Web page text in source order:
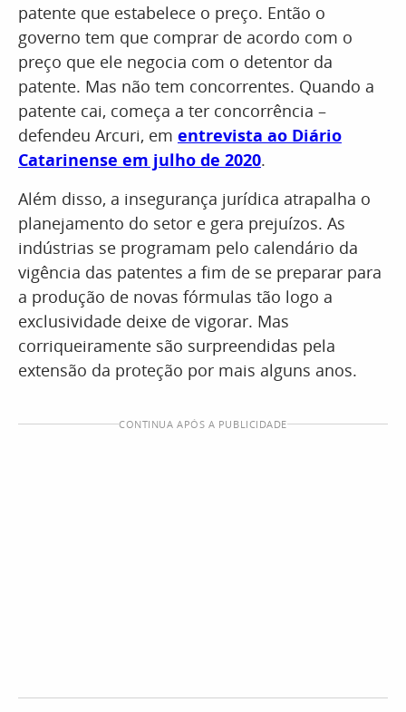
patente que estabelece o preço. Então o
governo tem que comprar de acordo com o
preço que ele negocia com o detentor da
patente. Mas não tem concorrentes. Quando a
patente cai, começa a ter concorrência –
defendeu Arcuri, em entrevista ao Diário
Catarinense em julho de 2020.
Além disso, a insegurança jurídica atrapalha o
planejamento do setor e gera prejuízos. As
indústrias se programam pelo calendário da
vigência das patentes a fim de se preparar para
a produção de novas fórmulas tão logo a
exclusividade deixe de vigorar. Mas
corriqueiramente são surpreendidas pela
extensão da proteção por mais alguns anos.
CONTINUA APÓS A PUBLICIDADE